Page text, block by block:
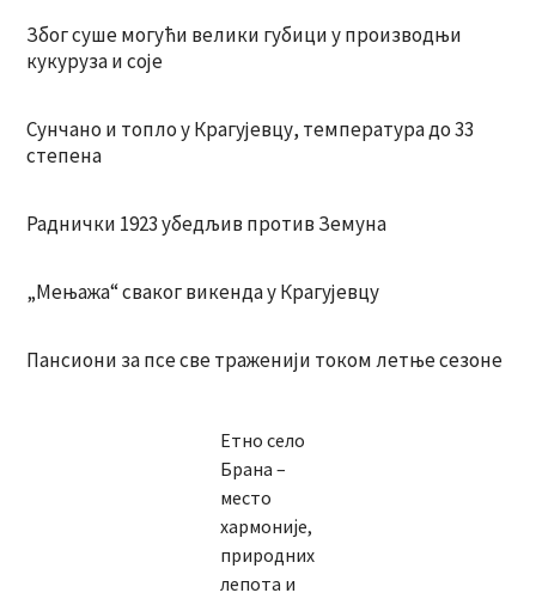
Због суше могући велики губици у производњи
кукуруза и соје
Сунчано и топло у Крагујевцу, температура до 33
степена
Раднички 1923 убедљив против Земуна
„Мењажа“ сваког викенда у Крагујевцу
Пансиони за псе све траженији током летње сезоне
Етно село
Брана –
место
хармоније,
природних
лепота и